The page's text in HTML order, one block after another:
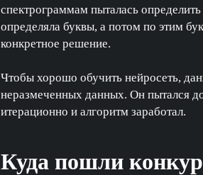
спектрограммам пыталась
определяла буквы, а потом по этим
конкретное решение.
Чтобы хорошо обучить нейросеть,
неразмеченных данных. Он пытался
итерационно и алгоритм заработал.
Куда пошли